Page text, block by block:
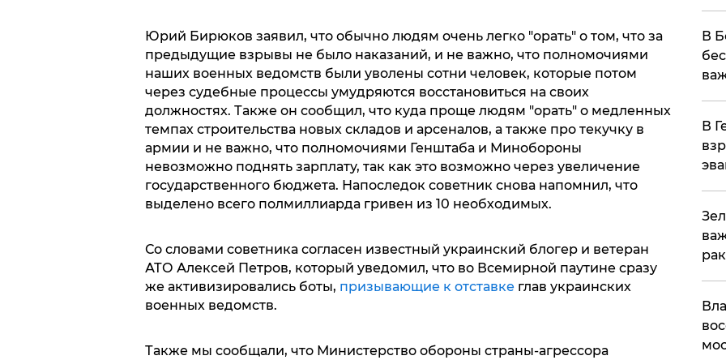
Юрий Бирюков заявил, что обычно людям очень легко "орать" о том, что за
предыдущие взрывы не было наказаний, и не важно, что полномочиями
наших военных ведомств были уволены сотни человек, которые потом
через судебные процессы умудряются восстановиться на своих
должностях. Также он сообщил, что куда проще людям "орать" о медленных
темпах строительства новых складов и арсеналов, а также про текучку в
армии и не важно, что полномочиями Генштаба и Минобороны
невозможно поднять зарплату, так как это возможно через увеличение
государственного бюджета. Напоследок советник снова напомнил, что
выделено всего полмиллиарда гривен из 10 необходимых.
Со словами советника согласен известный украинский блогер и ветеран
АТО Алексей Петров, который уведомил, что во Всемирной паутине сразу
же активизировались боты, призывающие к отставкеглав украинских
военных ведомств.
Также мы сообщали, что Министерство обороны страны-агрессора
В
В